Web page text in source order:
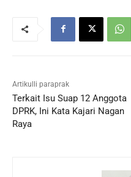
Artikulli paraprak
Terkait Isu Suap 12 Anggota
DPRK, Ini Kata Kajari Nagan
Raya